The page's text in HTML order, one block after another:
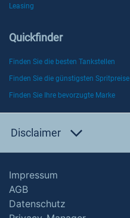
Leasing
Quickfinder
Finden Sie die besten Tankstellen
Finden Sie die günstigsten Spritpreise
Finden Sie Ihre bevorzugte Marke
Disclaimer
Impressum
AGB
Datenschutz